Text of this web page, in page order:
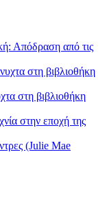
Απόδραση από τις
στη βιβλιοθήκη
στη βιβλιοθήκη
στην εποχή της
(Julie Mae